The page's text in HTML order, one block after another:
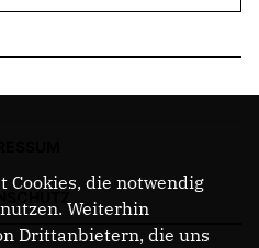
Cookies, die notwendig
Weiterhin
Drittanbietern, die uns